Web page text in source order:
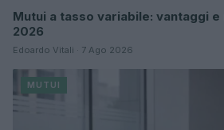
Mutui a tasso variabile: vantaggi e
2026
Edoardo Vitali · 7 Ago 2026
MUTUI